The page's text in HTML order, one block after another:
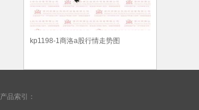
kp1198-1商洛a股行情走势图
产品索引：